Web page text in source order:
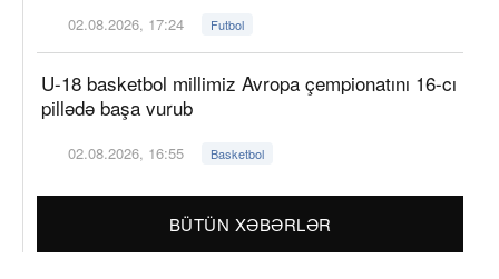
02.08.2026, 17:24 Futbol
U-18 basketbol millimiz Avropa çempionatını 16-cı
pillədə başa vurub
02.08.2026, 16:55 Basketbol
BÜTÜN XƏBƏRLƏR